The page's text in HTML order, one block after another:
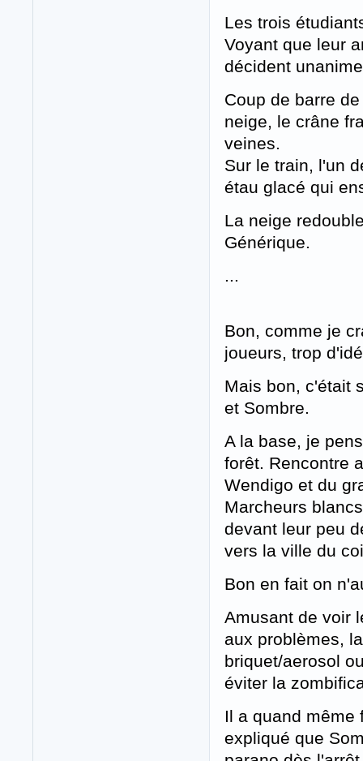
Les trois
Voyant que leur
décident
Coup de barre
neige, le crâne
veines.
Sur le train, l'un
étau glacé qui
La neige
Générique.
...
Bon, comme je
joueurs, trop
Mais bon, c'était
et Sombre.
A la base, je
forêt. Rencontre
Wendigo et du
Marcheurs
devant leur peu
vers la ville du
Bon en fait on
Amusant de voir
aux problèmes,
briquet/aerosol
éviter la
Il a quand même
expliqué que